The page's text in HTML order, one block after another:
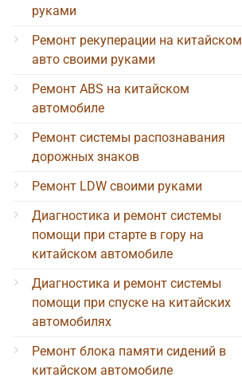
руками
Ремонт рекуперации на китайском
авто своими руками
Ремонт ABS на китайском
автомобиле
Ремонт системы распознавания
дорожных знаков
Ремонт LDW своими руками
Диагностика и ремонт системы
помощи при старте в гору на
китайском автомобиле
Диагностика и ремонт системы
помощи при спуске на китайских
автомобилях
Ремонт блока памяти сидений в
китайском автомобиле